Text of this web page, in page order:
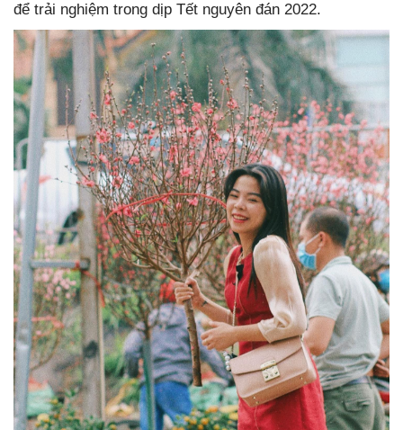
để trải nghiệm trong dịp Tết nguyên đán 2022.